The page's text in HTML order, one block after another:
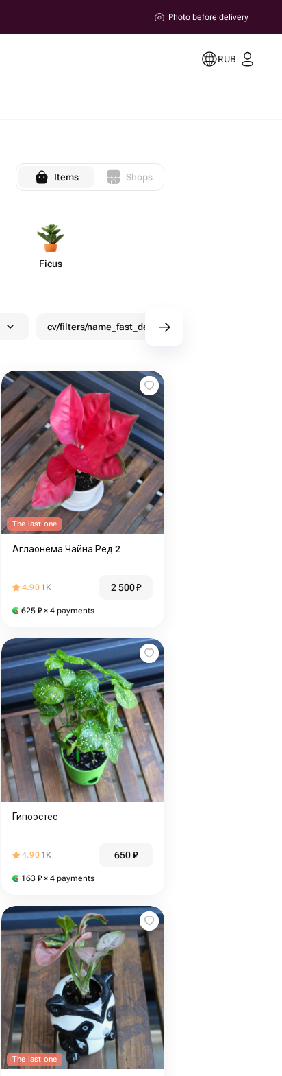
Photo before delivery
RUB
Items Shops
Ficus
cv/filters/name_fast_delivery
The last one
Аглаонема Чайна Ред 2
4.90 1K 2 500₽
625 ₽ × 4 payments
Гипоэстес
4.90 1K 650₽
163 ₽ × 4 payments
The last one